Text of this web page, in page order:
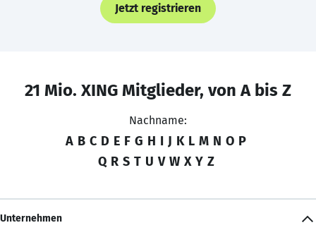
Jetzt registrieren
21 Mio. XING Mitglieder, von A bis Z
Nachname:
A B C D E F G H I J K L M N O P
Q R S T U V W X Y Z
Unternehmen